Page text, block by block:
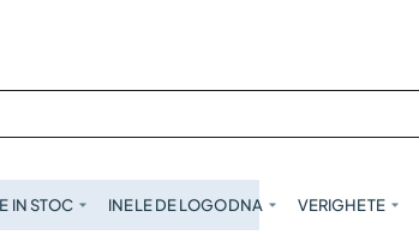
IN STOC INELE DE LOGODNA VERIGHETE